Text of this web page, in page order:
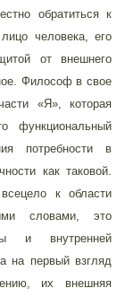
обратиться к
человека, его
от внешнего
Философ в свое
«Я», которая
функциональный
потребности в
как таковой.
к области
словами, это
и внутренней
на первый взгляд
их внешняя